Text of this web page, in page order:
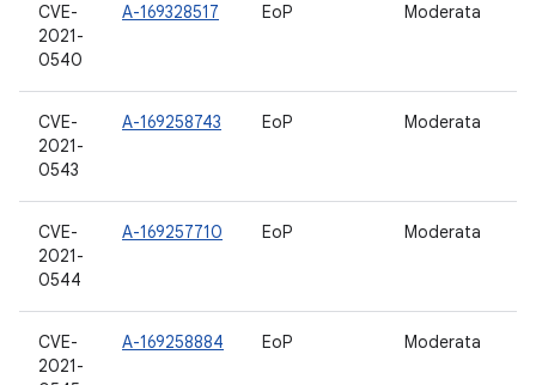
CVE-
2021-
0540
A-169328517 EoP Moderata
CVE-
2021-
0543
A-169258743 EoP Moderata
CVE-
2021-
0544
A-169257710 EoP Moderata
CVE-
2021-
A-169258884 EoP Moderata